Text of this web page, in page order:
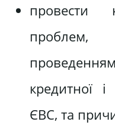
провести
кредитної
ЄВС, та